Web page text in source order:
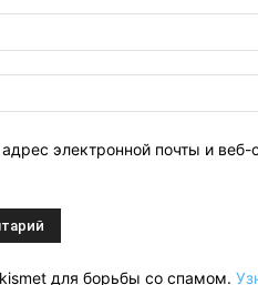
электронной почты и
для борьбы со спамом.